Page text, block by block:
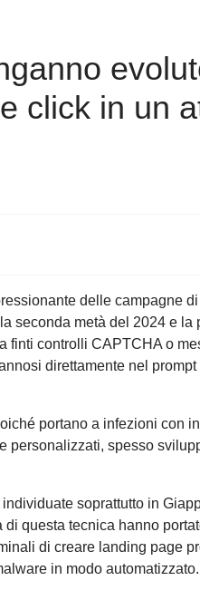
click in un
delle campagne
seconda metà del 2024 e la
finti controlli CAPTCHA o
direttamente nel
portano a infezioni con
personalizzati, spesso
soprattutto in
questa tecnica hanno
di creare landing page
in modo automatizzato.